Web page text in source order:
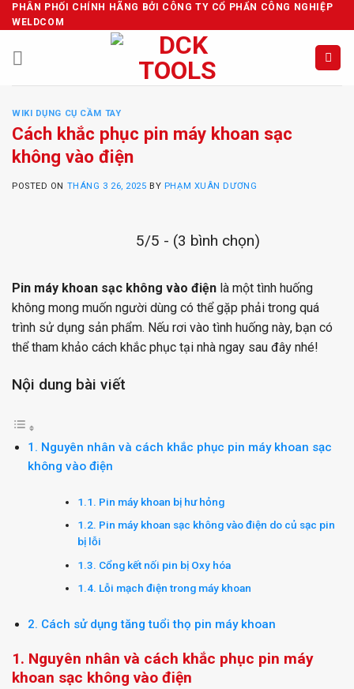
Skip
to
content
PHÂN PHỐI CHÍNH HÃNG BỞI CÔNG TY CỔ PHẨN CÔNG NGHIỆP
WELDCOM
WIKI DỤNG CỤ CẦM TAY
Cách khắc phục pin máy khoan sạc
không vào điện
POSTED ON THÁNG 3 26, 2025 BY PHẠM XUÂN DƯƠNG
5/5 - (3 bình chọn)
Pin máy khoan sạc không vào điện là một tình huống
không mong muốn người dùng có thể gặp phải trong quá
trình sử dụng sản phẩm. Nếu rơi vào tình huống này, bạn có
thể tham khảo cách khắc phục tại nhà ngay sau đây nhé!
Nội dung bài viết
1. Nguyên nhân và cách khắc phục pin máy khoan sạc
không vào điện
1.1. Pin máy khoan bị hư hỏng
1.2. Pin máy khoan sạc không vào điện do củ sạc pin
bị lỗi
1.3. Cổng kết nối pin bị Oxy hóa
1.4. Lỗi mạch điện trong máy khoan
2. Cách sử dụng tăng tuổi thọ pin máy khoan
1. Nguyên nhân và cách khắc phục pin máy
khoan sạc không vào điện